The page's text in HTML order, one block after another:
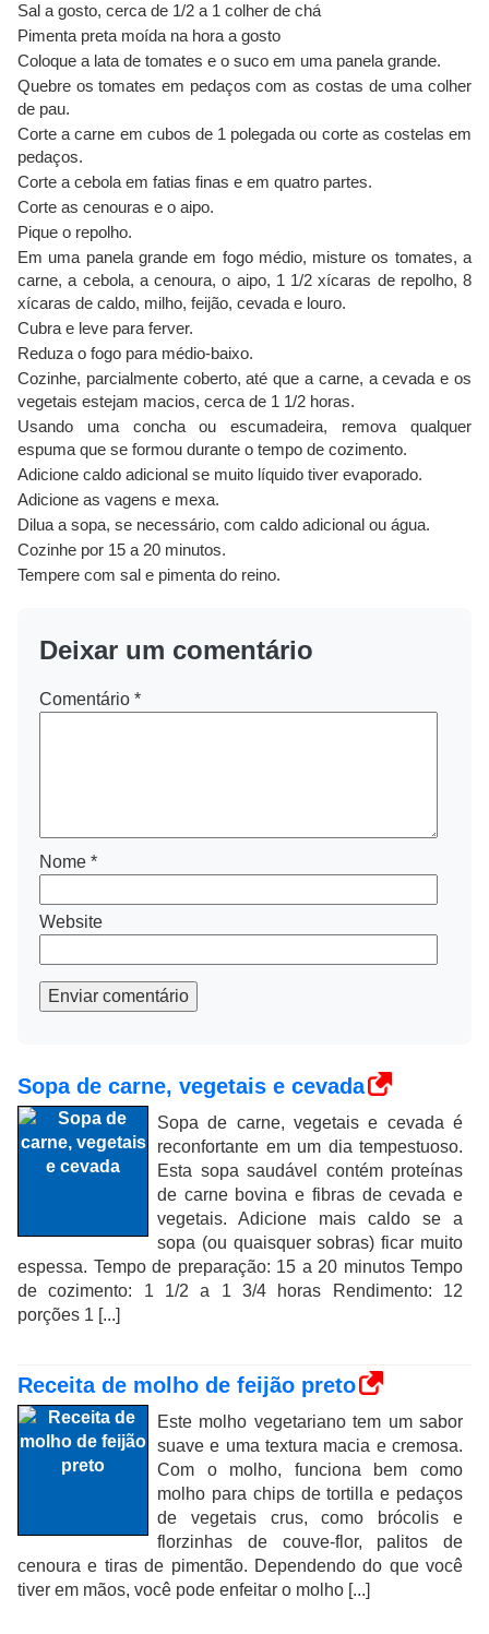
Sal a gosto, cerca de 1/2 a 1 colher de chá
Pimenta preta moída na hora a gosto
Coloque a lata de tomates e o suco em uma panela grande.
Quebre os tomates em pedaços com as costas de uma colher
de pau.
Corte a carne em cubos de 1 polegada ou corte as costelas em
pedaços.
Corte a cebola em fatias finas e em quatro partes.
Corte as cenouras e o aipo.
Pique o repolho.
Em uma panela grande em fogo médio, misture os tomates, a
carne, a cebola, a cenoura, o aipo, 1 1/2 xícaras de repolho, 8
xícaras de caldo, milho, feijão, cevada e louro.
Cubra e leve para ferver.
Reduza o fogo para médio-baixo.
Cozinhe, parcialmente coberto, até que a carne, a cevada e os
vegetais estejam macios, cerca de 1 1/2 horas.
Usando uma concha ou escumadeira, remova qualquer
espuma que se formou durante o tempo de cozimento.
Adicione caldo adicional se muito líquido tiver evaporado.
Adicione as vagens e mexa.
Dilua a sopa, se necessário, com caldo adicional ou água.
Cozinhe por 15 a 20 minutos.
Tempere com sal e pimenta do reino.
Deixar um comentário
Comentário *
Nome *
Website
Enviar comentário
Sopa de carne, vegetais e cevada
Sopa de carne, vegetais e cevada é
reconfortante em um dia tempestuoso.
Esta sopa saudável contém proteínas
de carne bovina e fibras de cevada e
vegetais. Adicione mais caldo se a
sopa (ou quaisquer sobras) ficar muito
espessa. Tempo de preparação: 15 a 20 minutos Tempo
de cozimento: 1 1/2 a 1 3/4 horas Rendimento: 12
porções 1 [...]
Receita de molho de feijão preto
Este molho vegetariano tem um sabor
suave e uma textura macia e cremosa.
Com o molho, funciona bem como
molho para chips de tortilla e pedaços
de vegetais crus, como brócolis e
florzinhas de couve-flor, palitos de
cenoura e tiras de pimentão. Dependendo do que você
tiver em mãos, você pode enfeitar o molho [...]